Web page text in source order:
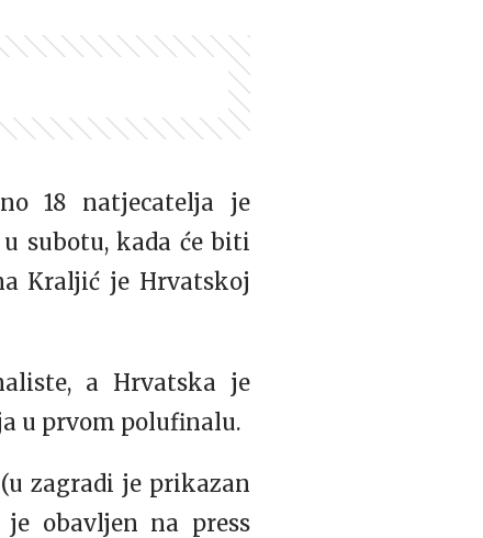
18 natjecatelja je
subotu, kada će biti
Kraljić je Hrvatskoj
a Hrvatska je
u prvom polufinalu.
zagradi je prikazan
obavljen na press